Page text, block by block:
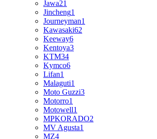
Jawa21
Jincheng1
Journeyman1
Kawasaki62
Keeway6
Kentoya3
KTM34
Kymco6
Lifan1
Malaguti1
Moto Guzzi3
Motorro1
Motowell1
MPKORADO2
MV Agusta1
MZ4